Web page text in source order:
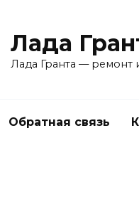
Лада
Лада Гранта — ремонт
Обратная связь